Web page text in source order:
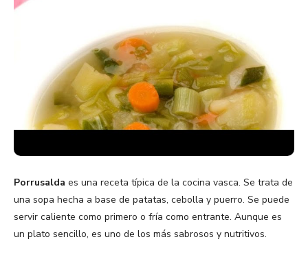
Porrusalda es una receta típica de la cocina vasca. Se trata de
una sopa hecha a base de patatas, cebolla y puerro. Se puede
servir caliente como primero o fría como entrante. Aunque es
un plato sencillo, es uno de los más sabrosos y nutritivos.